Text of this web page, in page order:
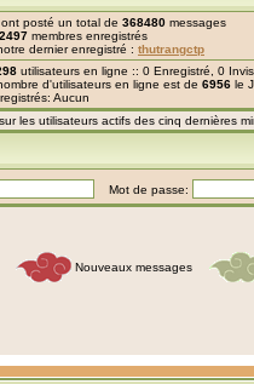
posté un total de 368480 messages
membres enregistrés
dernier enregistré : thutrangctp
utilisateurs en ligne :: 0 Enregistré, 0
d'utilisateurs en ligne est de 6956 le
Aucun
les utilisateurs actifs des cinq dernières
Mot de passe:
Nouveaux messages